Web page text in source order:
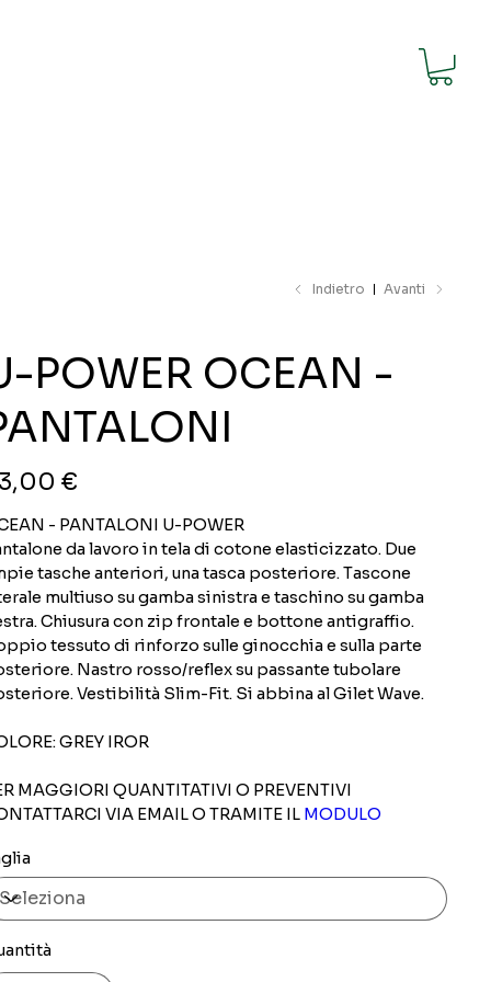
Indietro Avanti
POWER OCEAN -
€
- PANTALONI U-POWER
da lavoro in tela di cotone elasticizzato. Due
tasche anteriori, una tasca posteriore. Tascone
multiuso su gamba sinistra e taschino su gamba
Chiusura con zip frontale e bottone antigraffio.
tessuto di rinforzo sulle ginocchia e sulla parte
Nastro rosso/reflex su passante tubolare
Vestibilità Slim-Fit. Si abbina al Gilet Wave.
GREY IROR
MAGGIORI QUANTITATIVI O PREVENTIVI
VIA EMAIL O TRAMITE IL MODULO